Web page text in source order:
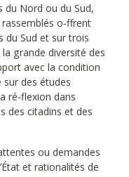
du Nord ou du Sud,
o-ffrent
du Sud et sur trois
grande diversité des
avec la condition
des études
ré-flexion dans
des citadins et des
ou demandes
et rationalités de